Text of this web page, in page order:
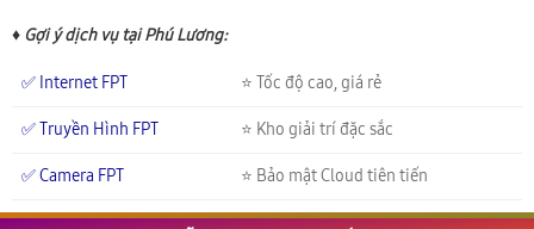
♦ Gợi ý dịch vụ tại Phú Lương:
✅ Internet FPT ⭐ Tốc độ cao, giá rẻ
✅ Truyền Hình FPT ⭐ Kho giải trí đặc sắc
✅ Camera FPT ⭐ Bảo mật Cloud tiên tiến